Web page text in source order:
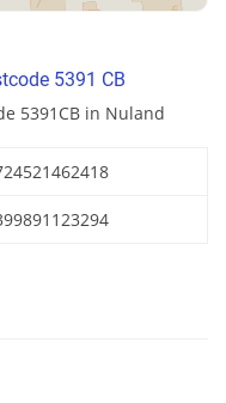
5391 CB
5391CB in Nuland